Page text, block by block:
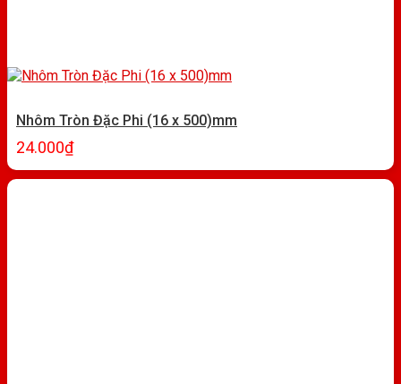
Nhôm Tròn Đặc Phi (16 x 500)mm
24.000₫